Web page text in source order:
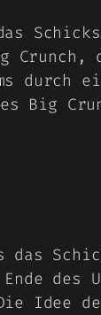
durch
Big
des
Idee